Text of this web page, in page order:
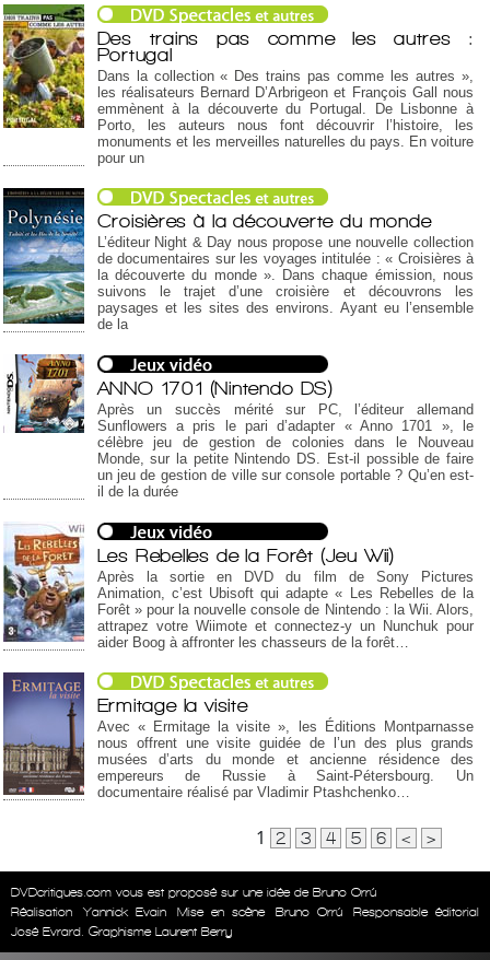
Des trains pas comme les autres :
Portugal
Dans la collection « Des trains pas comme les autres »,
les réalisateurs Bernard D’Arbrigeon et François Gall nous
emmènent à la découverte du Portugal. De Lisbonne à
Porto, les auteurs nous font découvrir l’histoire, les
monuments et les merveilles naturelles du pays. En voiture
pour un
Croisières à la découverte du monde
L’éditeur Night & Day nous propose une nouvelle collection
de documentaires sur les voyages intitulée : « Croisières à
la découverte du monde ». Dans chaque émission, nous
suivons le trajet d’une croisière et découvrons les
paysages et les sites des environs. Ayant eu l’ensemble
de la
ANNO 1701 (Nintendo DS)
Après un succès mérité sur PC, l’éditeur allemand
Sunflowers a pris le pari d’adapter « Anno 1701 », le
célèbre jeu de gestion de colonies dans le Nouveau
Monde, sur la petite Nintendo DS. Est-il possible de faire
un jeu de gestion de ville sur console portable ? Qu’en est-
il de la durée
Les Rebelles de la Forêt (Jeu Wii)
Après la sortie en DVD du film de Sony Pictures
Animation, c’est Ubisoft qui adapte « Les Rebelles de la
Forêt » pour la nouvelle console de Nintendo : la Wii. Alors,
attrapez votre Wiimote et connectez-y un Nunchuk pour
aider Boog à affronter les chasseurs de la forêt…
Ermitage la visite
Avec « Ermitage la visite », les Éditions Montparnasse
nous offrent une visite guidée de l’un des plus grands
musées d’arts du monde et ancienne résidence des
empereurs de Russie à Saint-Pétersbourg. Un
documentaire réalisé par Vladimir Ptashchenko…
1 2 3 4 5 6 < >
DVDcritiques.com vous est proposé sur une idée de Bruno Orrú
Réalisation
Yannick Evain Mise en scène Bruno Orrú
Responsable éditorial
José Evrard. Graphisme Laurent Berry